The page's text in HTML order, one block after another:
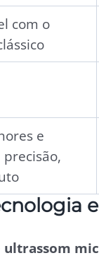
com o
e
precisão,
ultrassom